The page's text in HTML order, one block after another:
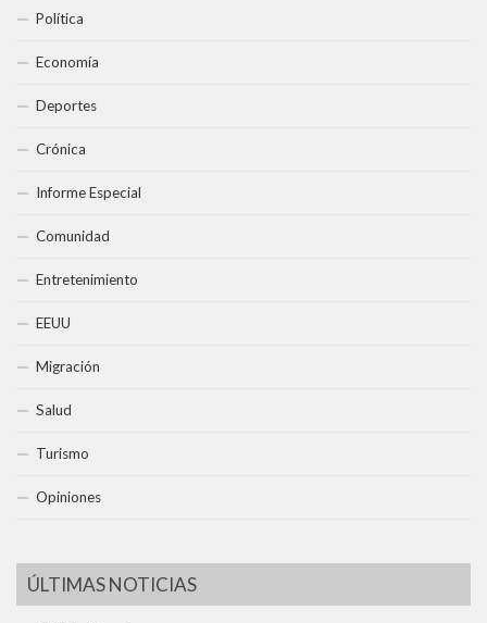
Política
Economía
Deportes
Crónica
Informe Especial
Comunidad
Entretenimiento
EEUU
Migración
Salud
Turismo
Opiniones
ÚLTIMAS NOTICIAS